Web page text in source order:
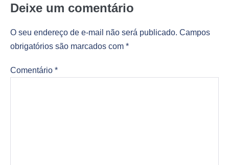
Deixe um comentário
O seu endereço de e-mail não será publicado. Campos
obrigatórios são marcados com *
Comentário *